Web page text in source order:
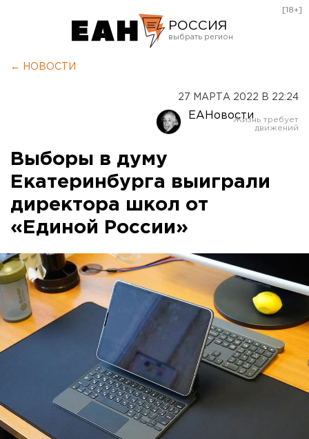
РОССИЯ
Оренбург
[18+]
← НОВОСТИ
27 МАРТА 2022 В 22:24
ЕАНовости
Выборы в думу
Екатеринбурга выиграли
директора школ от
«Единой России»